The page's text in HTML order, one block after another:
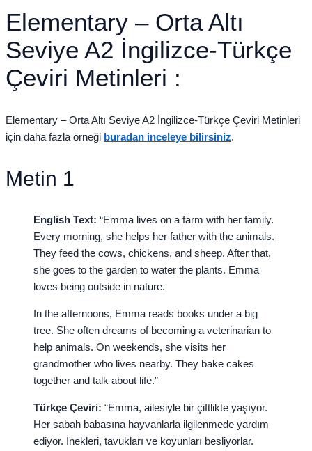
Elementary – Orta Altı
Seviye A2 İngilizce-Türkçe
Çeviri Metinleri :
Elementary – Orta Altı Seviye A2 İngilizce-Türkçe Çeviri Metinleri
için daha fazla örneği buradan inceleye bilirsiniz.
Metin 1
English Text: “Emma lives on a farm with her family.
Every morning, she helps her father with the animals.
They feed the cows, chickens, and sheep. After that,
she goes to the garden to water the plants. Emma
loves being outside in nature.
In the afternoons, Emma reads books under a big
tree. She often dreams of becoming a veterinarian to
help animals. On weekends, she visits her
grandmother who lives nearby. They bake cakes
together and talk about life.”
Türkçe Çeviri: “Emma, ailesiyle bir çiftlikte yaşıyor.
Her sabah babasına hayvanlarla ilgilenmede yardım
ediyor. İnekleri, tavukları ve koyunları besliyorlar.